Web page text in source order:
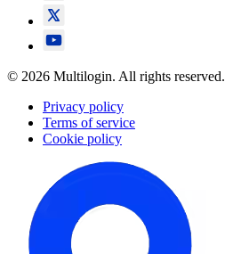
© 2026 Multilogin. All rights reserved.
Privacy policy
Terms of service
Cookie policy